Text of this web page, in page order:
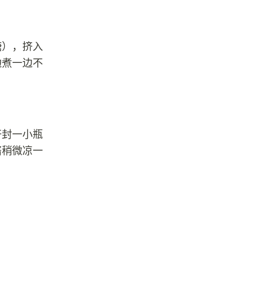
，挤入
一边不
一小瓶
微凉一